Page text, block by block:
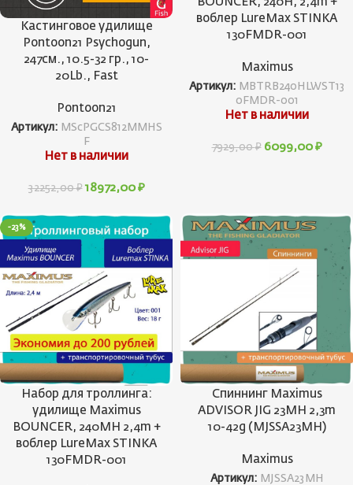
Кастинговое удилище
Pontoon21 Psychogun,
247см., 10.5-32 гр., 10-
20Lb., Fast
Pontoon21
Артикул: MScPGCS812MMHS
F
Нет в наличии
32252,00₽ 18972,00 ₽
воблер LureMax STINKA
130FMDR-001
Maximus
Артикул: MBTRB240HLWST13
0FMDR-001
Нет в наличии
7929,00₽ 6099,00 ₽
-23%
Набор для троллинга:
удилище Maximus
BOUNCER, 240MH 2,4m +
воблер LureMax STINKA
130FMDR-001
Спиннинг Maximus
ADVISOR JIG 23MH 2,3m
10-42g (MJSSA23MH)
Maximus
Артикул: MJSSA23MH